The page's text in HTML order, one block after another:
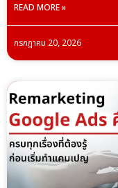
READ MORE »
กรกฎาคม 20, 2026